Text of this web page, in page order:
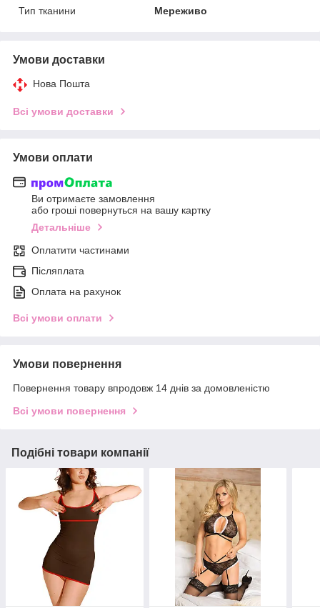
Тип тканини
Мереживо
Умови доставки
Нова Пошта
Всі умови доставки
Умови оплати
Ви отримаєте замовлення
або гроші повернуться на вашу картку
Детальніше
Оплатити частинами
Післяплата
Оплата на рахунок
Всі умови оплати
Умови повернення
Повернення товару впродовж 14 днів за домовленістю
Всі умови повернення
Подібні товари компанії